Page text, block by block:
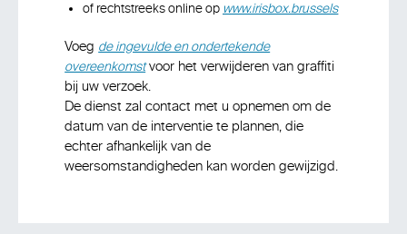
of rechtstreeks online op www.irisbox.brussels
Voeg de ingevulde en ondertekende
overeenkomstvoor het verwijderen van graffiti
bij uw verzoek.
De dienst zal contact met u opnemen om de
datum van de interventie te plannen, die
echter afhankelijk van de
weersomstandigheden kan worden gewijzigd.